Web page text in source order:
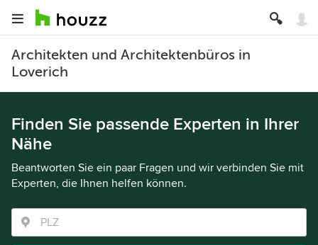
Architekten und Architektenbüros in
Loverich
Finden Sie passende Experten in Ihrer
Nähe
Beantworten Sie ein paar Fragen und wir verbinden Sie mit
Experten, die Ihnen helfen können.